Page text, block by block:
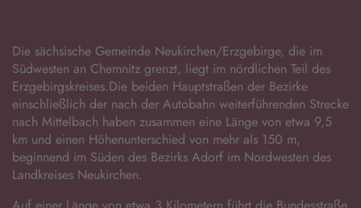
Die sächsische Gemeinde Neukirchen/Erzgebirge, die im
Südwesten an Chemnitz grenzt, liegt im nördlichen Teil des
Erzgebirgskreises.Die beiden Hauptstraßen der Bezirke
einschließlich der nach der Autobahn weiterführenden Strecke
nach Mittelbach haben zusammen eine Länge von etwa 9,5
km und einen Höhenunterschied von mehr als 150 m,
beginnend im Süden des Bezirks Adorf im Nordwesten des
Landkreises Neukirchen.